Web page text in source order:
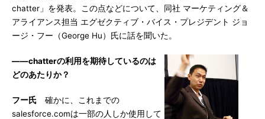
chatter」を発表。この点などについて、同社 マーケティング＆
アライアンス担当 エグゼクティブ・バイス・プレジデント ジョ
ージ・フー（George Hu）氏に話を聞いた。
――chatterの利用を期待しているのは
どのあたりか？
フー氏 確かに、これまでの
salesforce.comは一部の人しか使用して